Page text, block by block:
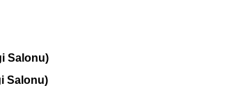
Salonu)
Salonu)